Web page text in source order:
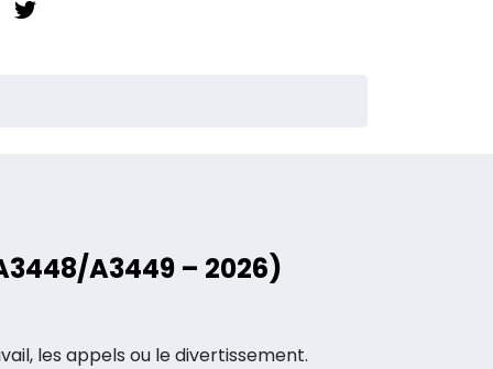
A3449 – 2026)
les appels ou le divertissement.